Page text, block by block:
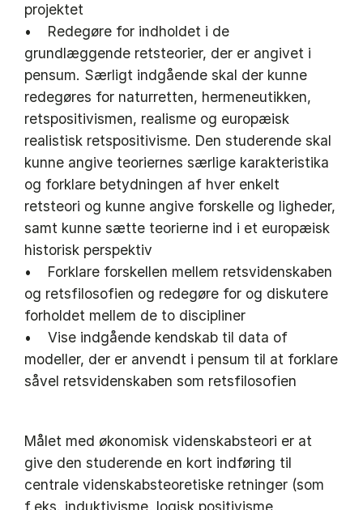
projektet
• Redegøre for indholdet i de
grundlæggende retsteorier, der er angivet i
pensum. Særligt indgående skal der kunne
redegøres for naturretten, hermeneutikken,
retspositivismen, realisme og europæisk
realistisk retspositivisme. Den studerende skal
kunne angive teoriernes særlige karakteristika
og forklare betydningen af hver enkelt
retsteori og kunne angive forskelle og ligheder,
samt kunne sætte teorierne ind i et europæisk
historisk perspektiv
• Forklare forskellen mellem retsvidenskaben
og retsfilosofien og redegøre for og diskutere
forholdet mellem de to discipliner
• Vise indgående kendskab til data of
modeller, der er anvendt i pensum til at forklare
såvel retsvidenskaben som retsfilosofien
Målet med økonomisk videnskabsteori er at
give den studerende en kort indføring til
centrale videnskabsteoretiske retninger (som